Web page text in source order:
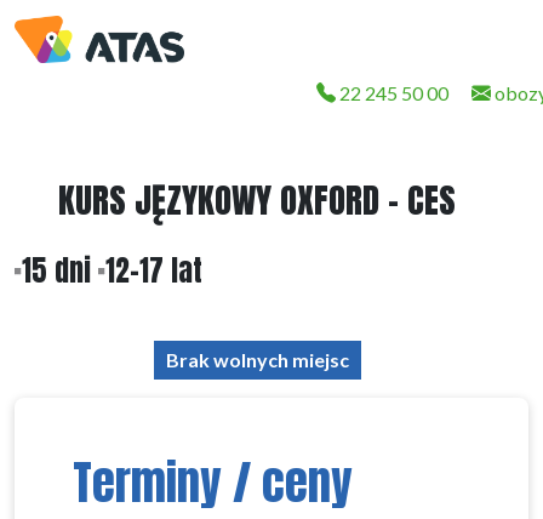
22 245 50 00
KURS JĘZYKOWY OXFORD - CES
15 dni 12-17 lat
Brak wolnych miejsc
Terminy / ceny